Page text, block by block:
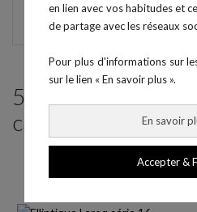
en lien avec vos habitudes et
de partage avec les réseaux
Pour plus d'informations sur
sur le lien « En savoir plus ».
En savoir
Accepter &
5 produits parmi
catégorie :